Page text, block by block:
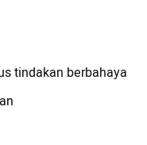
tindakan berbahaya